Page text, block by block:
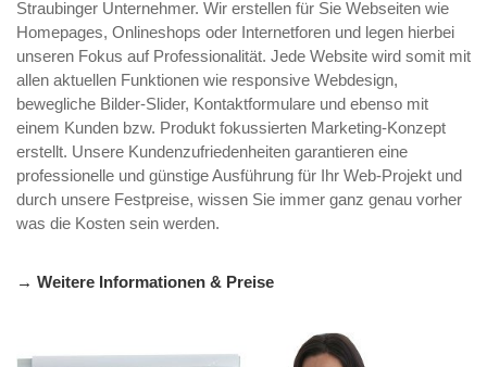
Straubinger Unternehmer. Wir erstellen für Sie Webseiten wie
Homepages, Onlineshops oder Internetforen und legen hierbei
unseren Fokus auf Professionalität. Jede Website wird somit mit
allen aktuellen Funktionen wie responsive Webdesign,
bewegliche Bilder-Slider, Kontaktformulare und ebenso mit
einem Kunden bzw. Produkt fokussierten Marketing-Konzept
erstellt. Unsere Kundenzufriedenheiten garantieren eine
professionelle und günstige Ausführung für Ihr Web-Projekt und
durch unsere Festpreise, wissen Sie immer ganz genau vorher
was die Kosten sein werden.
→ Weitere Informationen & Preise